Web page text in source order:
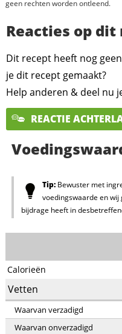
geen rechten worden ontleend.
Reacties op dit
Dit recept heeft nog
je dit recept gemaakt?
Help anderen & deel nu
REACTIE
Tip:Bewuster met
voedingswaarde en wij
bijdrage heeft in
Calorieën
Vetten
Waarvan verzadigd
Waarvan onverzadigd